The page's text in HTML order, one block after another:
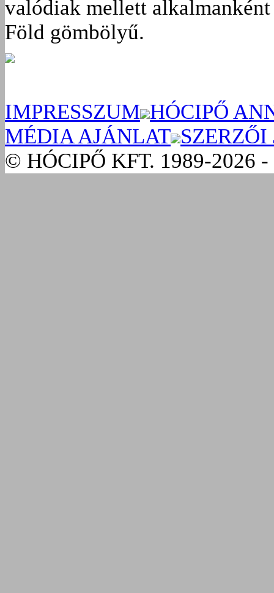
valódiak mellett
Föld gömbölyű.
IMPRESSZUM HÓCIPŐ
MÉDIA AJÁNLAT SZERZŐI
© HÓCIPŐ KFT. 1989-2026